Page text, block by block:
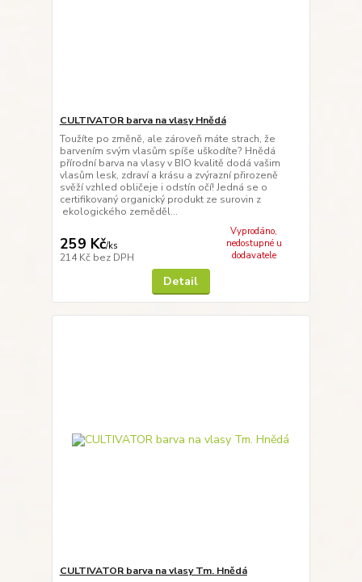
CULTIVATOR barva na vlasy Hnědá
Toužíte po změně, ale zároveň máte strach, že
barvením svým vlasům spíše uškodíte? Hnědá
přírodní barva na vlasy v BIO kvalitě dodá vašim
vlasům lesk, zdraví a krásu a zvýrazní přirozeně
svěží vzhled obličeje i odstín očí! Jedná se o
certifikovaný organický produkt ze surovin z
ekologického zeměděl...
259 Kč/ks
214 Kč bez DPH
Vyprodáno,
nedostupné u
dodavatele
Detail
CULTIVATOR barva na vlasy Tm. Hnědá